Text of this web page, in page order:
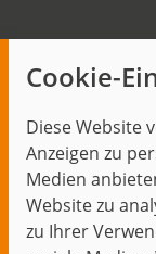
Cookie-
Diese Website
Anzeigen zu
Medien
Website zu
zu Ihrer
Themen im
Events